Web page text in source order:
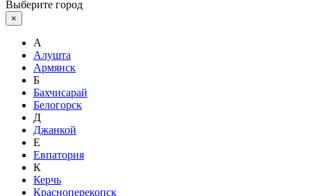
Выберите город
×
А
Алушта
Армянск
Б
Бахчисарай
Белогорск
Д
Джанкой
Е
Евпатория
К
Керчь
Красноперекопск